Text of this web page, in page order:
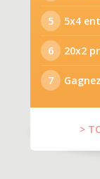
5 5x4
6 20x2
7
>